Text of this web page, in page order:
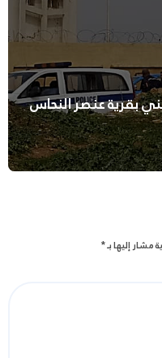
بقرية عنصر النحاس
مشار إليها بـ*